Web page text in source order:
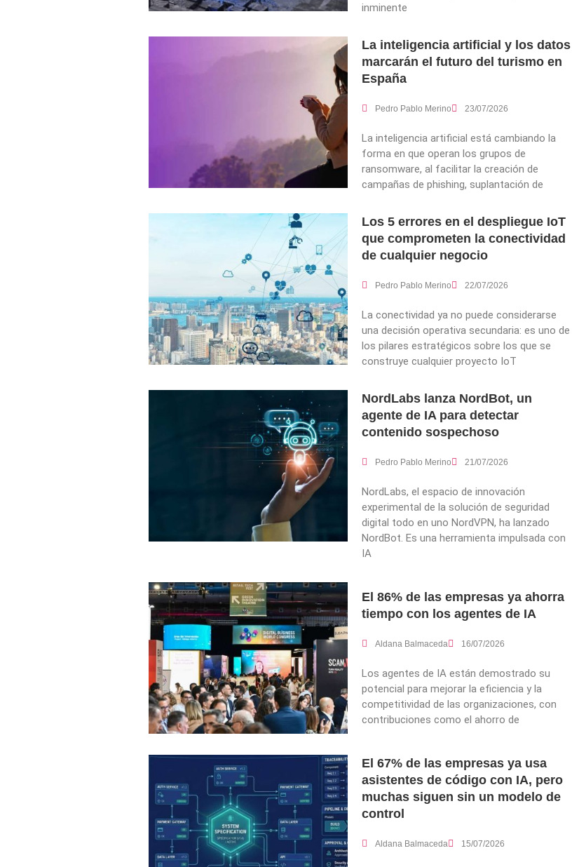
inminente
La inteligencia artificial y los datos
marcarán el futuro del turismo en
España
Pedro Pablo Merino 23/07/2026
La inteligencia artificial está cambiando la
forma en que operan los grupos de
ransomware, al facilitar la creación de
campañas de phishing, suplantación de
Los 5 errores en el despliegue IoT
que comprometen la conectividad
de cualquier negocio
Pedro Pablo Merino 22/07/2026
La conectividad ya no puede considerarse
una decisión operativa secundaria: es uno de
los pilares estratégicos sobre los que se
construye cualquier proyecto IoT
NordLabs lanza NordBot, un
agente de IA para detectar
contenido sospechoso
Pedro Pablo Merino 21/07/2026
NordLabs, el espacio de innovación
experimental de la solución de seguridad
digital todo en uno NordVPN, ha lanzado
NordBot. Es una herramienta impulsada con
IA
El 86% de las empresas ya ahorra
tiempo con los agentes de IA
Aldana Balmaceda 16/07/2026
Los agentes de IA están demostrado su
potencial para mejorar la eficiencia y la
competitividad de las organizaciones, con
contribuciones como el ahorro de
El 67% de las empresas ya usa
asistentes de código con IA, pero
muchas siguen sin un modelo de
control
Aldana Balmaceda 15/07/2026